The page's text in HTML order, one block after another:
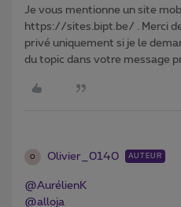
Je vous mentionne un site
https://sites.bipt.be/ . Merci
privé uniquement si je le
du topic dans votre message
O Olivier_0140 AUTEUR
@AurélienK
@alloja